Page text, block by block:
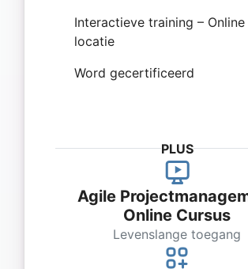
Interactieve training –
locatie
Word gecertificeerd
PLUS
Agile
Online Cursus
Levenslange toegang